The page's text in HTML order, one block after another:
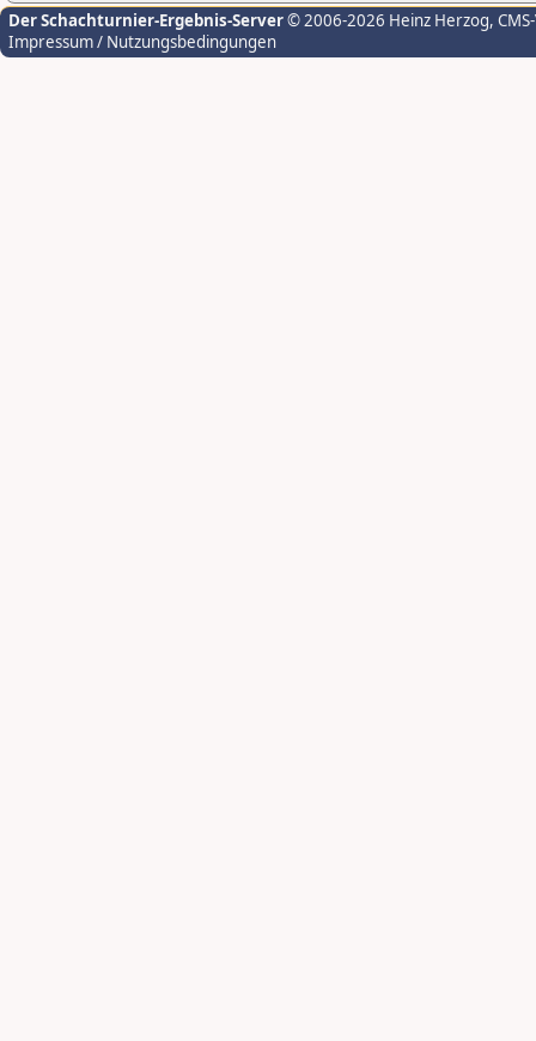
Der Schachturnier-Ergebnis-Server© 2006-2026 Heinz Herzog,
Impressum / Nutzungsbedingungen